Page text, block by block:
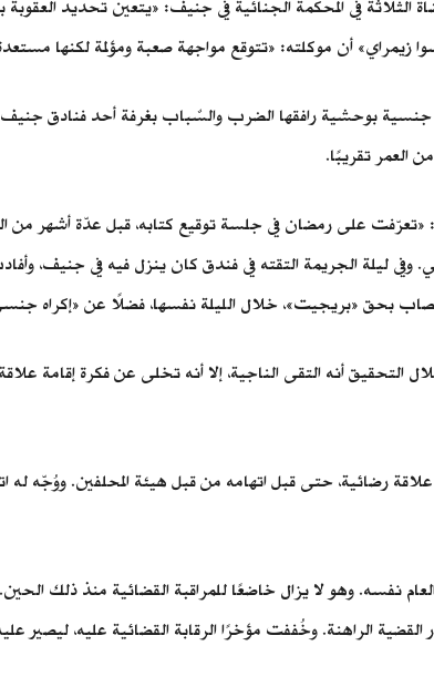
زيمراي» أن موكلته: «تتوقع مواجهة صعبة ومؤلمة لكنها
ليلة الجريمة التقته في فندق كان ينزل فيه في جنيف،
القضاة بأنها علاقة رضائية، حتى قبل اتهامه من قبل هيئة
عنه في نوفمبر من العام نفسه. وهو لا يزال خاضعًا للمراقبة
القضية الراهنة. وخُففت مؤخرًا الرقابة القضائية عليه،